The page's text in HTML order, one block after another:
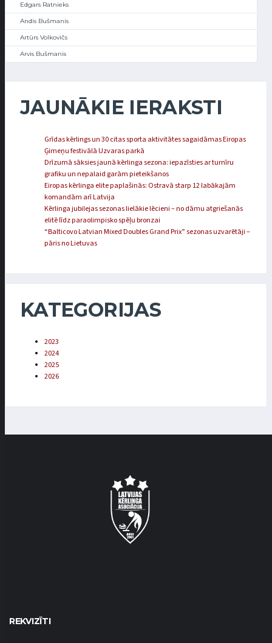
Edgars Ratnieks
Andis Bušmanis
Artūrs Volkovičs
Arvis Bušmanis
JAUNĀKIE IERAKSTI
Grīdas kērlings un 30 citas sporta aktivitātes sagaidāmas Eiropas
Ģimeņu festivālā Uzvaras parkā
Drīzumā sāksies jaunā kērlinga sezona: iepazīsties ar turnīru
grafiku un nepalaid garām pieteikšanos
Eiropas kērlinga elite paplašinās: Ostravā starp 12 labākajām
komandām arī Latvija
Kērlinga jubilejas sezonas lielākie lēcieni – no dāmu atgriešanās
elitē līdz paraolimpisko spēļu bronzai
“Balticovo Latvian Mixed Doubles Grand Prix” sezonas uzvarētāji –
pāris no Lietuvas
KATEGORIJAS
2023
2024
2025
2026
REKVIZĪTI